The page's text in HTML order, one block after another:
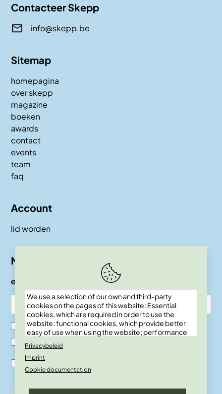
We use a selection of our own and third-party
cookies on the pages of this website: Essential
cookies, which are required in order to use the
website; functional cookies, which provide better
easy of use when using the website; performance
data on website use and statistics; and marketing
cookies, which are used to display relevant
content and advertising. If you choose "ACCEPT
Privacybeleid
Imprint
Cookie documentation
Contacteer Skepp
info@skepp.be
Sitemap
homepagina
over skepp
magazine
boeken
awards
contact
events
team
faq
Account
lid worden
Nieuwsbrief
e-mail
Ik ben SKEPP lid
Ik ben geen SKEPP lid
Ik ben akkoord met de verwerkingsvoor-waarden en
privacy policy.